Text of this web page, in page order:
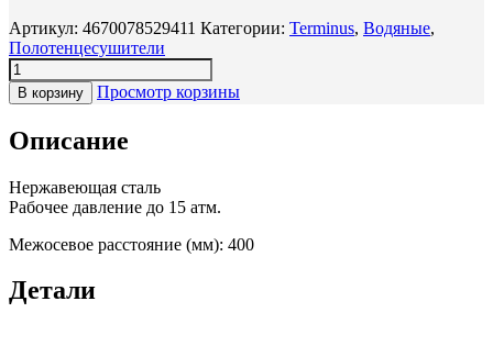
Артикул: 4670078529411 Категории: Terminus, Водяные,
Полотенцесушители
В корзину Просмотр корзины
Описание
Нержавеющая сталь
Рабочее давление до 15 атм.
Межосевое расстояние (мм): 400
Детали